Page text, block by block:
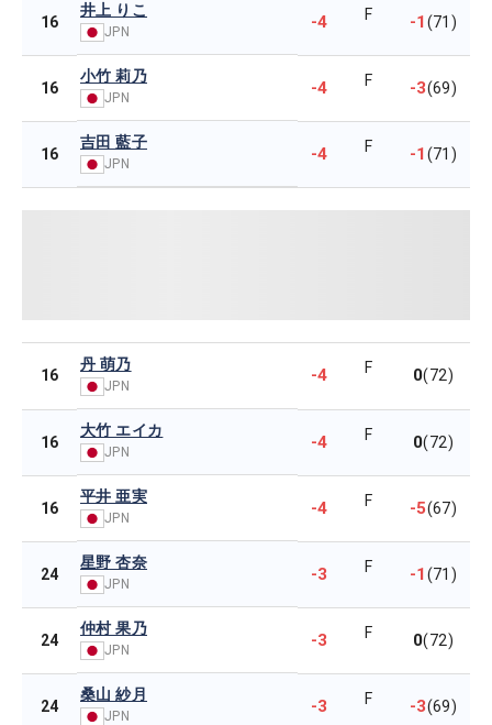
16
井上 りこ
JPN -4 F -1(71)
16
小竹 莉乃
JPN -4 F -3(69)
16
吉田 藍子
JPN -4 F -1(71)
16
丹 萌乃
JPN
-4 F 0(72)
16
大竹 エイカ
JPN -4 F 0(72)
16
平井 亜実
JPN -4 F -5(67)
24
星野 杏奈
JPN -3 F -1(71)
24
仲村 果乃
JPN -3 F 0(72)
24
桑山 紗月
JPN -3 F -3(69)